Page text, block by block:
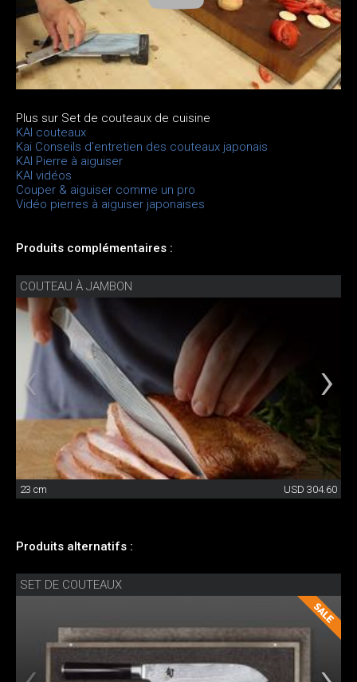
Plus sur Set de couteaux de cuisine
KAI couteaux
Kai Conseils d'entretien des couteaux japonais
KAI Pierre à aiguiser
KAI vidéos
Couper & aiguiser comme un pro
Vidéo pierres à aiguiser japonaises
Produits complémentaires :
COUTEAU À JAMBON
23 cm USD 304.60
Produits alternatifs :
SET DE COUTEAUX